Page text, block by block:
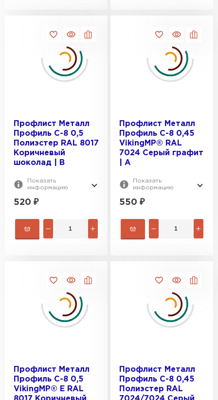
Профлист Металл
Профиль С-8 0,5
Полиэстер RAL 8017
Коричневый
шоколад | B
Показать
информацию
520 ₽
Профлист Металл
Профиль С-8 0,45
VikingMP® RAL
7024 Серый графит
| A
Показать
информацию
550 ₽
Профлист Металл
Профиль С-8 0,5
VikingMP® E RAL
Профлист Металл
Профиль С-8 0,45
Полиэстер RAL
Фальцевая кровля